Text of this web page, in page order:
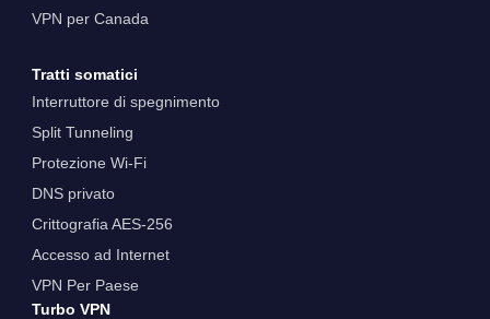
VPN per Canada
Tratti somatici
Interruttore di spegnimento
Split Tunneling
Protezione Wi-Fi
DNS privato
Crittografia AES-256
Accesso ad Internet
VPN Per Paese
Turbo VPN